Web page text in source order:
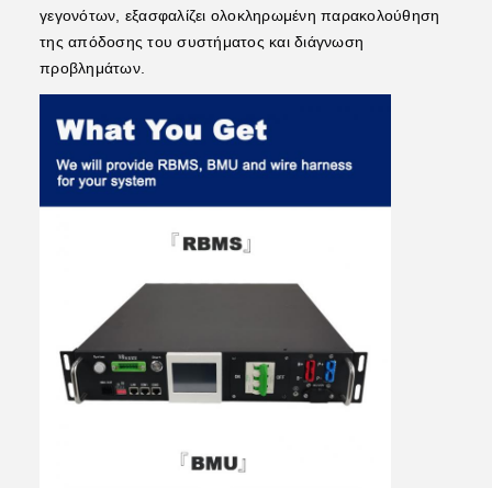
γεγονότων, εξασφαλίζει ολοκληρωμένη παρακολούθηση
της απόδοσης του συστήματος και διάγνωση
προβλημάτων.